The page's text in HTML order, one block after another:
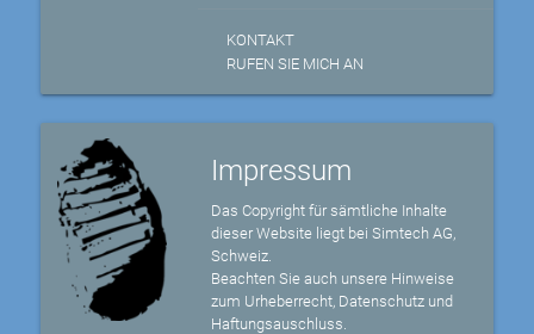
KONTAKT
RUFEN SIE MICH AN
Impressum
Das Copyright für sämtliche Inhalte
dieser Website liegt bei Simtech AG,
Schweiz.
Beachten Sie auch unsere Hinweise
zum Urheberrecht, Datenschutz und
Haftungsauschluss.